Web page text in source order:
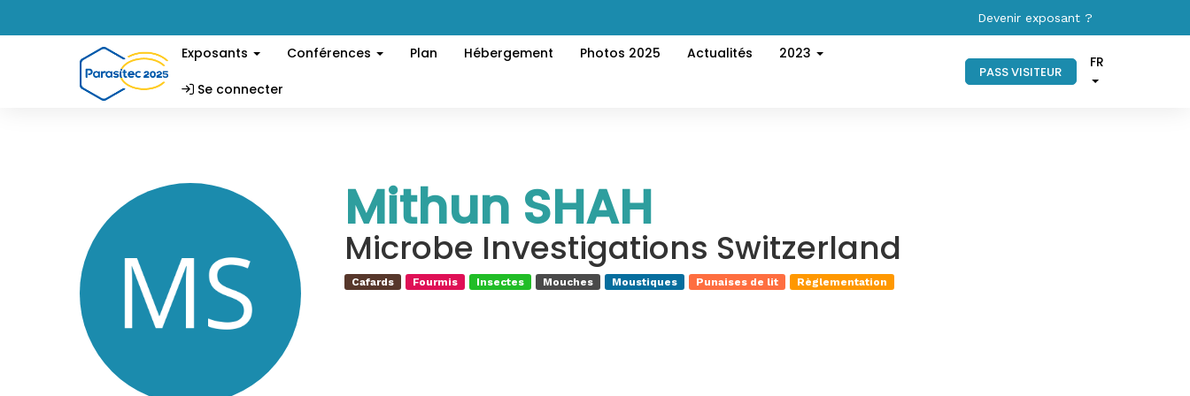
Devenir exposant ?
Exposants Conférences Plan Hébergement Photos 2025 Actualités 2023
Se connecter
PASS VISITEUR
FR
Mithun SHAH
Microbe Investigations Switzerland
Cafards Fourmis Insectes Mouches Moustiques Punaises de lit Règlementation